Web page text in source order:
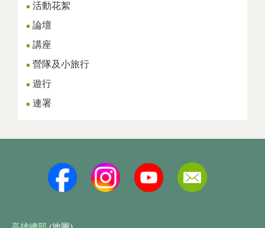
活動花絮
論壇
講座
營隊及小旅行
遊行
連署